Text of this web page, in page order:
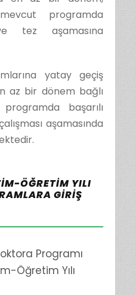
programda
tez aşamasına
yatay geçiş
az bir dönem bağlı
başarılı
aşamasında
ÖĞRETİM YILI
GİRİŞ
Programı
Öğretim Yılı